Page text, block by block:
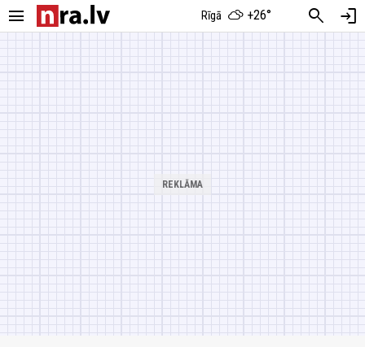
menu Rīgā +26° search login